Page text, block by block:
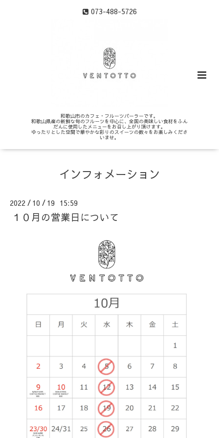
073-488-5726
和歌山市のカフェ・フルーツパーラーです。
和歌山県産の新鮮な旬のフルーツを中心に、全国の美味しい食材をふん
だんに使用したメニューをお召し上がり頂けます。
ゆったりとした空間で華やかな彩りのスイーツの数々をお楽しみくださ
いませ。
インフォメーション
2022 / 10 / 19 15:59
１０月の営業日について